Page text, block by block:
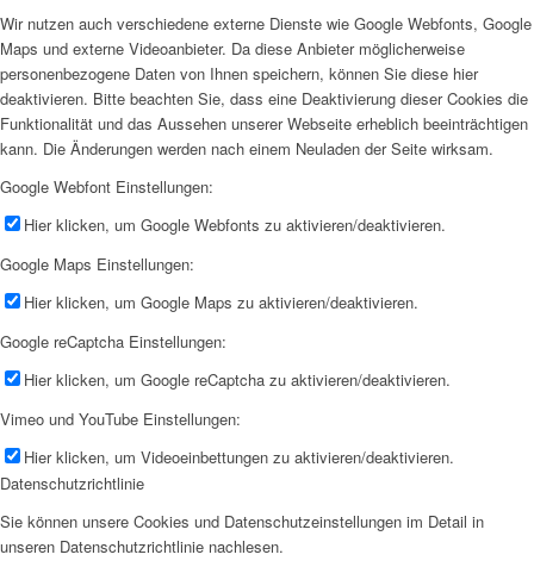
Wir nutzen auch verschiedene externe Dienste wie Google Webfonts, Google
Maps und externe Videoanbieter. Da diese Anbieter möglicherweise
personenbezogene Daten von Ihnen speichern, können Sie diese hier
deaktivieren. Bitte beachten Sie, dass eine Deaktivierung dieser Cookies die
Funktionalität und das Aussehen unserer Webseite erheblich beeinträchtigen
kann. Die Änderungen werden nach einem Neuladen der Seite wirksam.
Google Webfont Einstellungen:
Hier klicken, um Google Webfonts zu aktivieren/deaktivieren.
Google Maps Einstellungen:
Hier klicken, um Google Maps zu aktivieren/deaktivieren.
Google reCaptcha Einstellungen:
Hier klicken, um Google reCaptcha zu aktivieren/deaktivieren.
Vimeo und YouTube Einstellungen:
Hier klicken, um Videoeinbettungen zu aktivieren/deaktivieren.
Datenschutzrichtlinie
Sie können unsere Cookies und Datenschutzeinstellungen im Detail in
unseren Datenschutzrichtlinie nachlesen.